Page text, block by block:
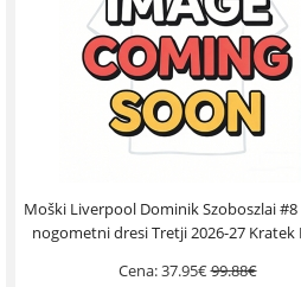
Moški Liverpool Dominik Szoboszlai #8
nogometni dresi Tretji 2026-27 Kratek
Cena:37.95€99.88€